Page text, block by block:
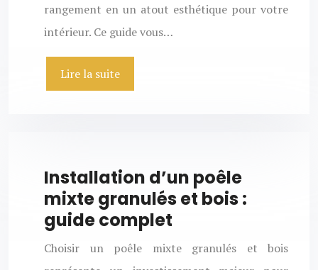
rangement en un atout esthétique pour votre
intérieur. Ce guide vous…
Lire la suite
Installation d’un poêle
mixte granulés et bois :
guide complet
Choisir un poêle mixte granulés et bois